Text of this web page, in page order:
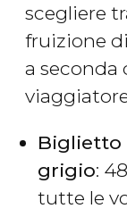
scegliere
fruizione
a seconda
Biglietto
grigio:
tutte le